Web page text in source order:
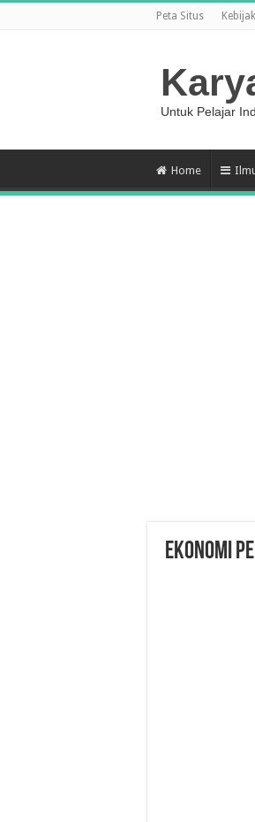
Peta Situs
Untuk Pelajar
Home
Ekonomi